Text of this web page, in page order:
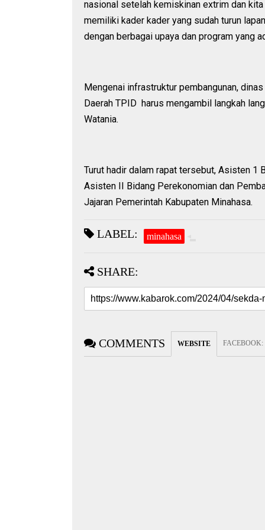
nasional setelah kemiskinan extrim dan
memiliki kader kader yang sudah turun
dengan berbagai upaya dan program yang
Mengenai infrastruktur pembangunan,
Daerah TPID harus mengambil langkah
Watania.
Turut hadir dalam rapat tersebut, Asisten 1
Asisten II Bidang Perekonomian dan
Jajaran Pemerintah Kabupaten Minahasa.
LABEL: minahasa
SHARE:
COMMENTS WEBSITE FACEBOOK: